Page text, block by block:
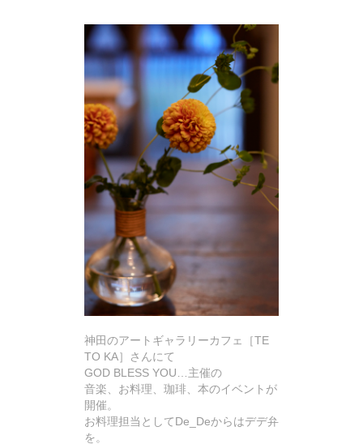
神田のアートギャラリーカフェ［TE
TO KA］さんにて
GOD BLESS YOU…主催の
音楽、お料理、珈琲、本のイベントが
開催。
お料理担当としてDe_Deからはデデ弁
を。